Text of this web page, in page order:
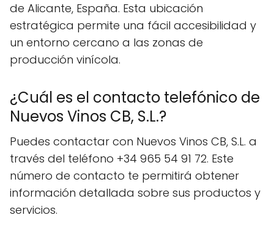
de Alicante, España. Esta ubicación
estratégica permite una fácil accesibilidad y
un entorno cercano a las zonas de
producción vinícola.
¿Cuál es el contacto telefónico de
Nuevos Vinos CB, S.L.?
Puedes contactar con Nuevos Vinos CB, S.L. a
través del teléfono +34 965 54 91 72. Este
número de contacto te permitirá obtener
información detallada sobre sus productos y
servicios.